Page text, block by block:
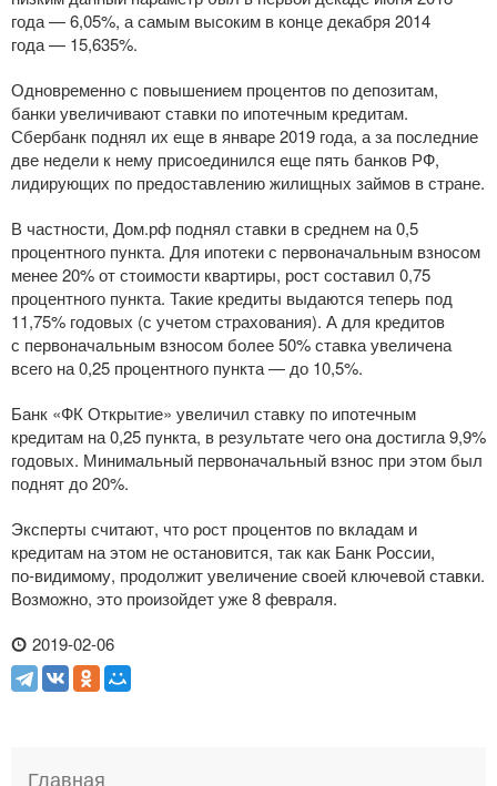
года — 6,05%, а самым высоким в конце декабря 2014
года — 15,635%.
Одновременно с повышением процентов по депозитам,
банки увеличивают ставки по ипотечным кредитам.
Сбербанк поднял их еще в январе 2019 года, а за последние
две недели к нему присоединился еще пять банков РФ,
лидирующих по предоставлению жилищных займов в стране.
В частности, Дом.рф поднял ставки в среднем на 0,5
процентного пункта. Для ипотеки с первоначальным взносом
менее 20% от стоимости квартиры, рост составил 0,75
процентного пункта. Такие кредиты выдаются теперь под
11,75% годовых (с учетом страхования). А для кредитов
с первоначальным взносом более 50% ставка увеличена
всего на 0,25 процентного пункта — до 10,5%.
Банк «ФК Открытие» увеличил ставку по ипотечным
кредитам на 0,25 пункта, в результате чего она достигла 9,9%
годовых. Минимальный первоначальный взнос при этом был
поднят до 20%.
Эксперты считают, что рост процентов по вкладам и
кредитам на этом не остановится, так как Банк России,
по-видимому, продолжит увеличение своей ключевой ставки.
Возможно, это произойдет уже 8 февраля.
2019-02-06
Главная